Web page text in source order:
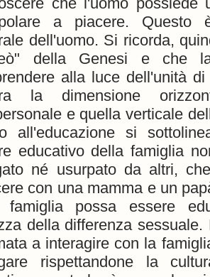
a piacere. Questo
dell'uomo. Si ricorda,
della Genesi e che
alla luce dell'unità
la dimensione
e quella verticale
all'educazione si
educativo della famiglia
né usurpato da altri,
con una mamma e un
famiglia possa essere
della differenza
a interagire con la
rispettandone la